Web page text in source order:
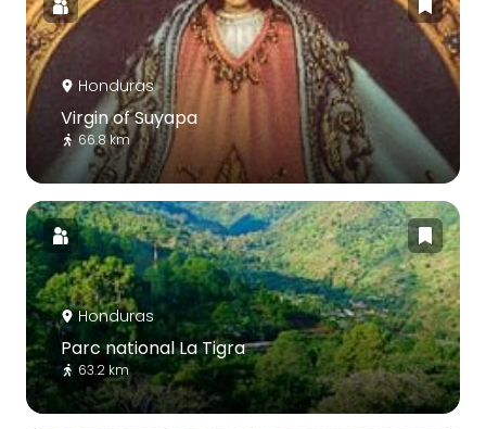
Honduras
Virgin of Suyapa
66.8 km
Honduras
Parc national La Tigra
63.2 km